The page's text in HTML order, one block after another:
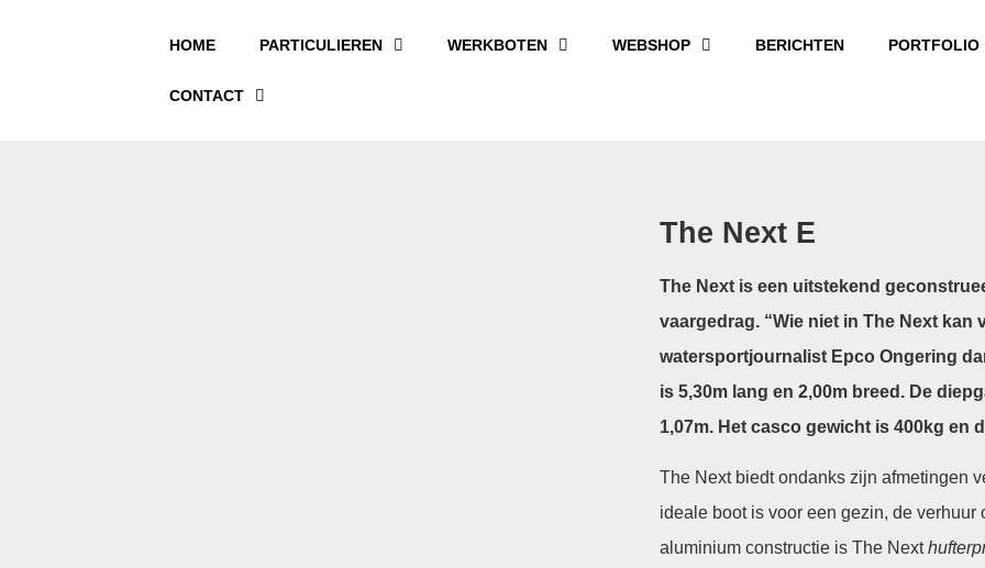
HOME PARTICULIEREN WERKBOTEN WEBSHOP BERICHTEN PORTFOLIO
CONTACT
The Next E
The Next is een uitstekend
vaargedrag. “Wie niet in The Next kan
watersportjournalist Epco Ongering
is 5,30m lang en 2,00m breed. De
1,07m. Het casco gewicht is 400kg en
The Next biedt ondanks zijn afmetingen
ideale boot is voor een gezin, de
aluminium constructie is The Next